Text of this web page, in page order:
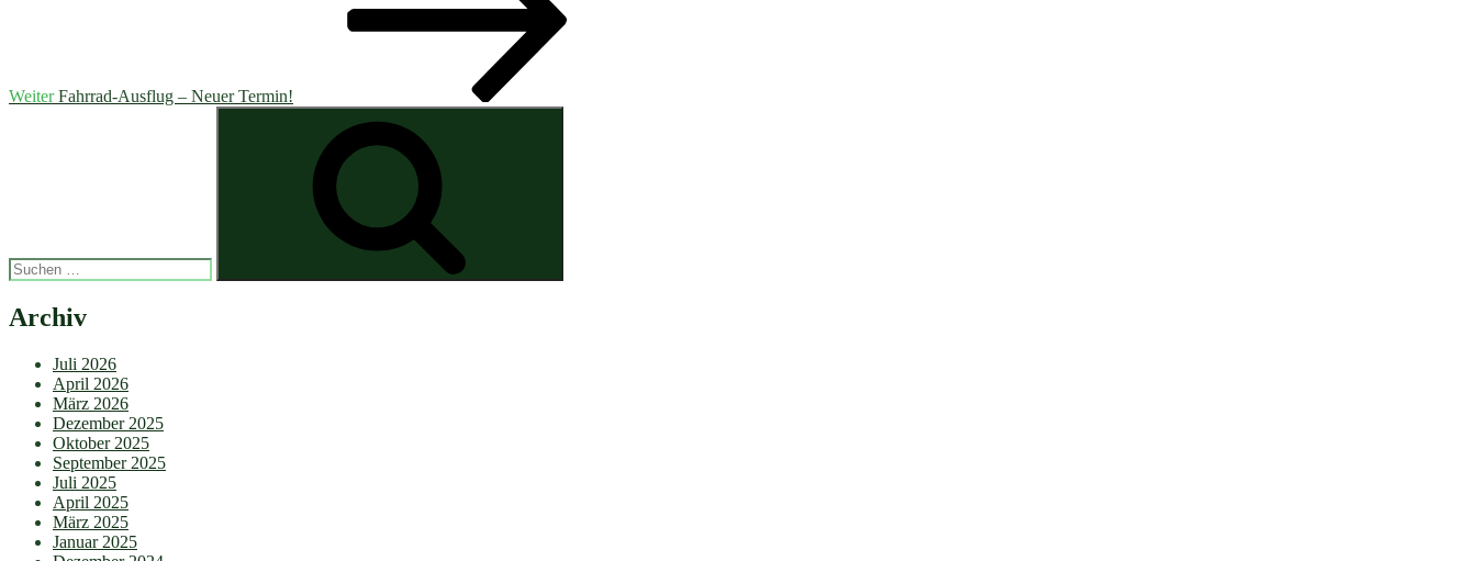
Weiter Fahrrad-Ausflug – Neuer Termin!
Archiv
Juli 2026
April 2026
März 2026
Dezember 2025
Oktober 2025
September 2025
Juli 2025
April 2025
März 2025
Januar 2025